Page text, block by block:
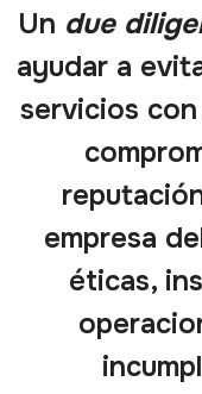
Un due
ayudar a
servicios
empresa
éticas,